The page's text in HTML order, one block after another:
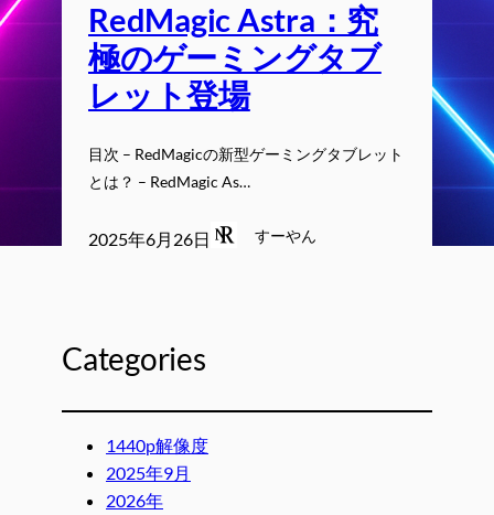
RedMagic Astra：究
極のゲーミングタブ
レット登場
目次 – RedMagicの新型ゲーミングタブレット
とは？ – RedMagic As…
2025年6月26日 すーやん
Categories
1440p解像度
2025年9月
2026年